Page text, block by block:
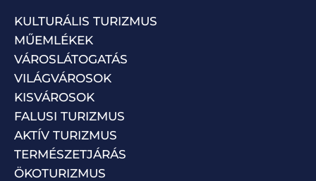
KULTURÁLIS TURIZMUS
MŰEMLÉKEK
VÁROSLÁTOGATÁS
VILÁGVÁROSOK
KISVÁROSOK
FALUSI TURIZMUS
AKTÍV TURIZMUS
TERMÉSZETJÁRÁS
ÖKOTURIZMUS